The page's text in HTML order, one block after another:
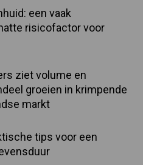
een vaak
risicofactor voor
ziet volume en
groeien in krimpende
markt
tips voor een